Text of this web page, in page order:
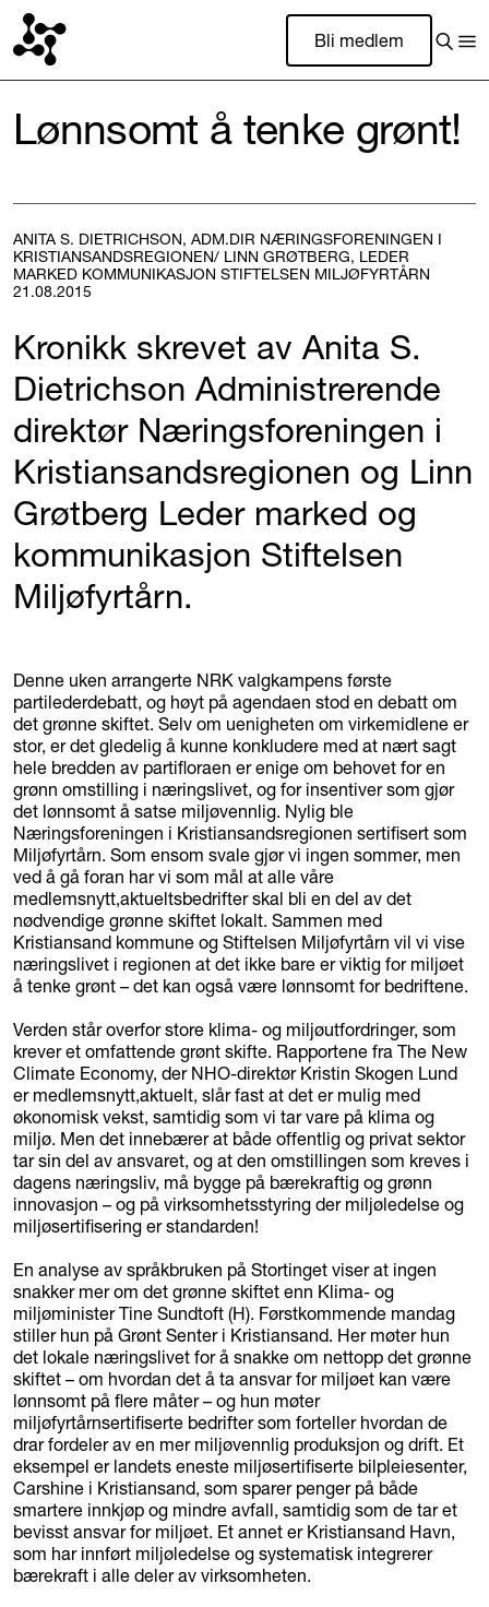
Bli medlem
Lønnsomt å tenke grønt!
ANITA S. DIETRICHSON, ADM.DIR NÆRINGSFORENINGEN I
KRISTIANSANDSREGIONEN/ LINN GRØTBERG, LEDER
MARKED KOMMUNIKASJON STIFTELSEN MILJØFYRTÅRN
21.08.2015
Kronikk skrevet av Anita S.
Dietrichson Administrerende
direktør Næringsforeningen i
Kristiansandsregionen og Linn
Grøtberg Leder marked og
kommunikasjon Stiftelsen
Miljøfyrtårn.
Denne uken arrangerte NRK valgkampens første
partilederdebatt, og høyt på agendaen stod en debatt om
det grønne skiftet. Selv om uenigheten om virkemidlene er
stor, er det gledelig å kunne konkludere med at nært sagt
hele bredden av partifloraen er enige om behovet for en
grønn omstilling i næringslivet, og for insentiver som gjør
det lønnsomt å satse miljøvennlig. Nylig ble
Næringsforeningen i Kristiansandsregionen sertifisert som
Miljøfyrtårn. Som ensom svale gjør vi ingen sommer, men
ved å gå foran har vi som mål at alle våre
medlemsnytt,aktueltsbedrifter skal bli en del av det
nødvendige grønne skiftet lokalt. Sammen med
Kristiansand kommune og Stiftelsen Miljøfyrtårn vil vi vise
næringslivet i regionen at det ikke bare er viktig for miljøet
å tenke grønt – det kan også være lønnsomt for bedriftene.
Verden står overfor store klima- og miljøutfordringer, som
krever et omfattende grønt skifte. Rapportene fra The New
Climate Economy, der NHO-direktør Kristin Skogen Lund
er medlemsnytt,aktuelt, slår fast at det er mulig med
økonomisk vekst, samtidig som vi tar vare på klima og
miljø. Men det innebærer at både offentlig og privat sektor
tar sin del av ansvaret, og at den omstillingen som kreves i
dagens næringsliv, må bygge på bærekraftig og grønn
innovasjon – og på virksomhetsstyring der miljøledelse og
miljøsertifisering er standarden!
En analyse av språkbruken på Stortinget viser at ingen
snakker mer om det grønne skiftet enn Klima- og
miljøminister Tine Sundtoft (H). Førstkommende mandag
stiller hun på Grønt Senter i Kristiansand. Her møter hun
det lokale næringslivet for å snakke om nettopp det grønne
skiftet – om hvordan det å ta ansvar for miljøet kan være
lønnsomt på flere måter – og hun møter
miljøfyrtårnsertifiserte bedrifter som forteller hvordan de
drar fordeler av en mer miljøvennlig produksjon og drift. Et
eksempel er landets eneste miljøsertifiserte bilpleiesenter,
Carshine i Kristiansand, som sparer penger på både
smartere innkjøp og mindre avfall, samtidig som de tar et
bevisst ansvar for miljøet. Et annet er Kristiansand Havn,
som har innført miljøledelse og systematisk integrerer
bærekraft i alle deler av virksomheten.